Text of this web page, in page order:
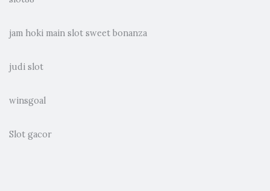
jam hoki main slot sweet bonanza
judi slot
winsgoal
Slot gacor